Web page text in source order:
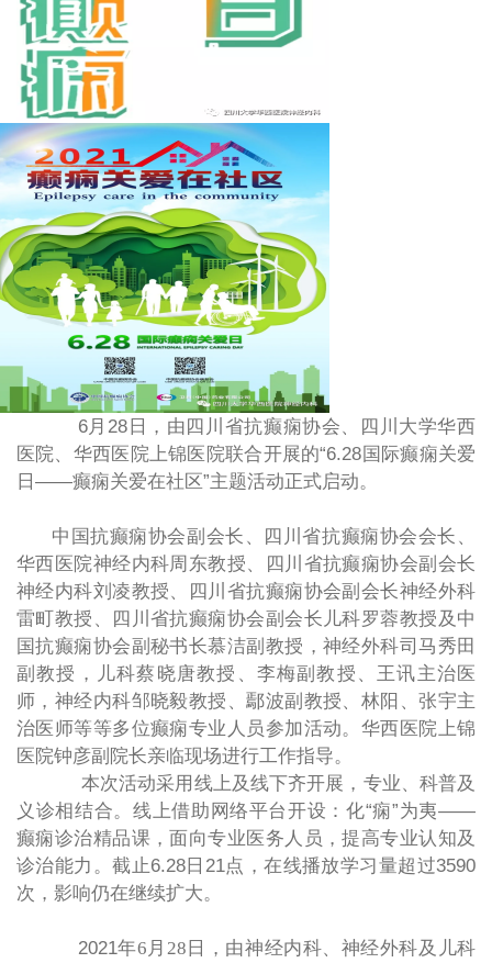
6月28日，由四川省抗癫痫协会、四川大学华西
医院、华西医院上锦医院联合开展的“6.28国际癫痫关爱
日——癫痫关爱在社区”主题活动正式启动。
中国抗癫痫协会副会长、四川省抗癫痫协会会长、
华西医院神经内科周东教授、四川省抗癫痫协会副会长
神经内科刘凌教授、四川省抗癫痫协会副会长神经外科
雷町教授、四川省抗癫痫协会副会长儿科罗蓉教授及中
国抗癫痫协会副秘书长慕洁副教授，神经外科司马秀田
副教授，儿科蔡晓唐教授、李梅副教授、王讯主治医
师，神经内科邹晓毅教授、鄢波副教授、林阳、张宇主
治医师等等多位癫痫专业人员参加活动。华西医院上锦
医院钟彦副院长亲临现场进行工作指导。
本次活动采用线上及线下齐开展，专业、科普及
义诊相结合。线上借助网络平台开设：化“痫”为夷——
癫痫诊治精品课，面向专业医务人员，提高专业认知及
诊治能力。截止6.28日 21点，在线播放学习量超过3590
次，影响仍在继续扩大。
2021年6 月 28 日，由神经内科、神经外科及儿科